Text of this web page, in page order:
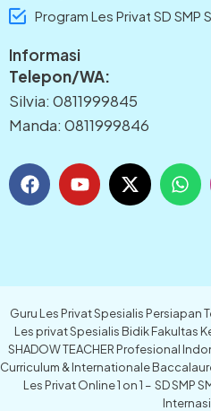
Program Les Privat SD SMP
Informasi
Telepon/WA:
Silvia: 0811999845
Manda: 0811999846
F
a
c
o
Y
o
u
e
X
-
t
t
e
r
W
h
a
p
Guru Les Privat Spesialis Persiapan
Les privat Spesialis Bidik Fakultas
SHADOW TEACHER Profesional
Curriculum & Internationale
Les Privat Online 1 on 1 – SD SMP